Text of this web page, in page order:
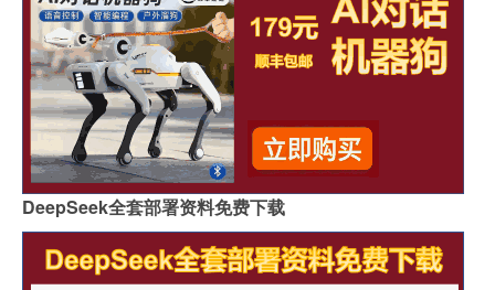
DeepSeek全套部署资料免费下载